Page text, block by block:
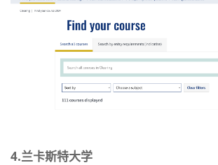
4.兰卡斯特大学